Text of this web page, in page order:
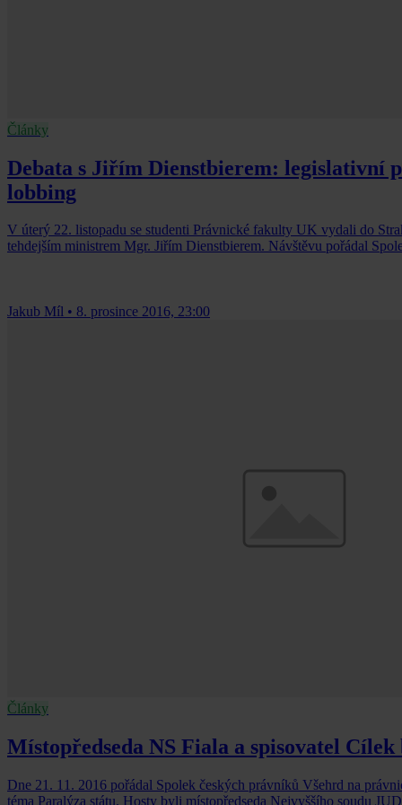
Články
Debata s Jiřím Dienstbierem: legislativní
lobbing
V úterý 22. listopadu se studenti Právnické fakulty UK vydali do
tehdejším ministrem Mgr. Jiřím Dienstbierem. Návštěvu pořádal
Jakub Míl • 8. prosince 2016, 23:00
Články
Místopředseda NS Fiala a spisovatel
Dne 21. 11. 2016 pořádal Spolek českých právníků Všehrd na
téma Paralýza státu. Hosty byli místopředseda Nejvyššího soudu